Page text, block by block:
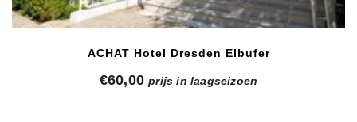
ACHAT Hotel Dresden Elbufer
€60,00 prijs in laagseizoen